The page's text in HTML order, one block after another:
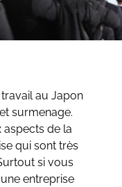
au Japon
surmenage.
aspects de la
qui sont très
si vous
entreprise